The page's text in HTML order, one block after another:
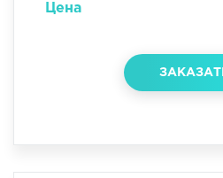
Цена